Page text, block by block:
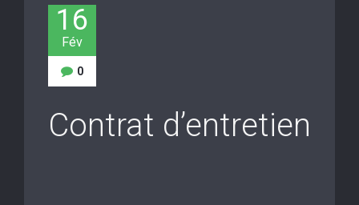
16
Fév
0
Contrat d’entretien